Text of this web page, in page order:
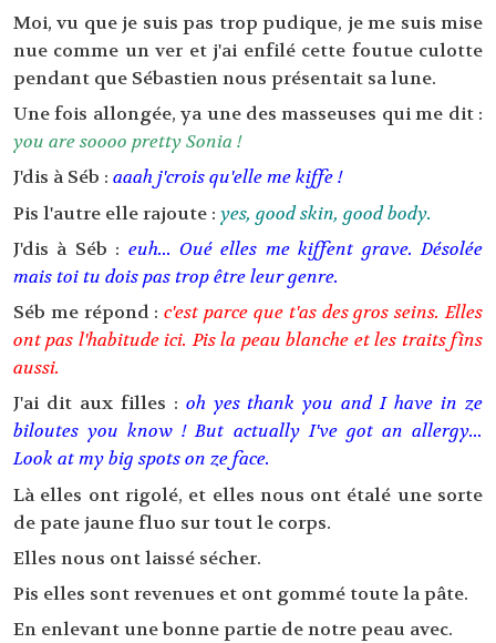
Moi, vu que je suis pas trop pudique, je me suis mise
nue comme un ver et j'ai enfilé cette foutue culotte
pendant que Sébastien nous présentait sa lune.
Une fois allongée, ya une des masseuses qui me dit :
you are soooo pretty Sonia !
J'dis à Séb : aaah j'crois qu'elle me kiffe !
Pis l'autre elle rajoute : yes, good skin, good body.
J'dis à Séb : euh... Oué elles me kiffent grave. Désolée
mais toi tu dois pas trop être leur genre.
Séb me répond :c'est parce que t'as des gros seins. Elles
ont pas l'habitude ici. Pis la peau blanche et les traits fins
aussi.
J'ai dit aux filles : oh yes thank you and I have in ze
biloutes you know ! But actually I've got an allergy...
Look at my big spots on ze face.
Là elles ont rigolé, et elles nous ont étalé une sorte
de pate jaune fluo sur tout le corps.
Elles nous ont laissé sécher.
Pis elles sont revenues et ont gommé toute la pâte.
En enlevant une bonne partie de notre peau avec.